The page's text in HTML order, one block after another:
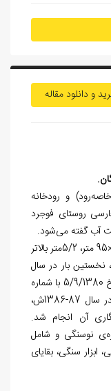
و دانلود مقاله
و رودخانه
روستای فوجرد
آب گفته میشود.
ی 55×95 متر، 5/2متر بالاتر
بار در سال
1378ش، مورد شناسایی قرار گرفت و در تاریخ 5/9/1380 با شماره
4371 در فهرست آثار ملی به ثبت رسید. در سال 87-1386ش،
آن انجام شد.
ی نوسنگی و شامل
سنگی، بقایای